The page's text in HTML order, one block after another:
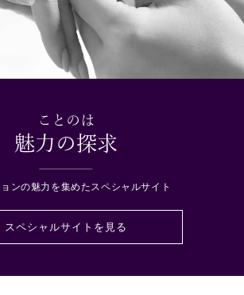
ことのは
魅力の探求
ンの魅力を集めたスペシャルサイト
スペシャルサイトを見る